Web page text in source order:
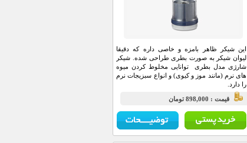
این شیکر ظاهر بامزه و خاصی داره که دقیقا
لیوان شیکر به صورت بطری طراحی شده. شیکر
شارژی مدل بطری توانایی مخلوط کردن میوه
های نرم (مانند موز و کیوی) و انواع سبزیجات نرم
را دارد.
قيمت : 898,000 تومان